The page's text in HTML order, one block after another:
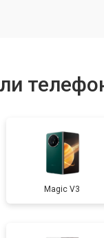
Magic V3